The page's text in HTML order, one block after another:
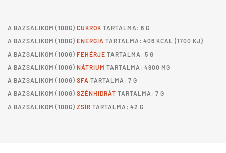
A BAZSALIKOM (100G) CUKROK TARTALMA: 6 G
A BAZSALIKOM (100G) ENERGIA TARTALMA: 406 KCAL (1700 KJ)
A BAZSALIKOM (100G) FEHÉRJE TARTALMA: 5 G
A BAZSALIKOM (100G) NÁTRIUM TARTALMA: 4900 MG
A BAZSALIKOM (100G) SFA TARTALMA: 7 G
A BAZSALIKOM (100G) SZÉNHIDRÁT TARTALMA: 7 G
A BAZSALIKOM (100G) ZSÍR TARTALMA: 42 G